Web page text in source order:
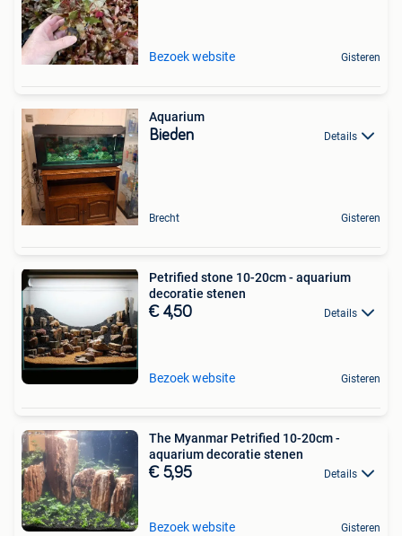
Bezoek website Gisteren
Aquarium
Bieden Details
Brecht Gisteren
Petrified stone 10-20cm - aquarium
decoratie stenen
€ 4,50 Details
Bezoek website Gisteren
The Myanmar Petrified 10-20cm -
aquarium decoratie stenen
€ 5,95 Details
Bezoek website Gisteren